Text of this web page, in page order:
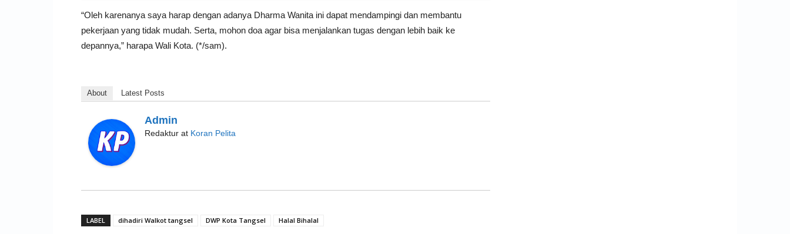
“Oleh karenanya saya harap dengan adanya Dharma Wanita ini dapat mendampingi dan membantu
pekerjaan yang tidak mudah. Serta, mohon doa agar bisa menjalankan tugas dengan lebih baik ke
depannya,” harapa Wali Kota. (*/sam).
About Latest Posts
Admin
Redaktur at Koran Pelita
LABEL dihadiri Walkot tangsel DWP Kota Tangsel Halal Bihalal